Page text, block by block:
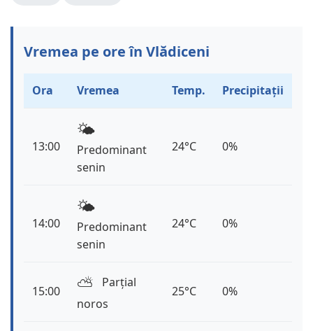
Vremea pe ore în Vlădiceni
Ora Vremea Temp. Precipitații
13:00
🌤️
Predominant
senin
24°C 0%
14:00
🌤️
Predominant
senin
24°C 0%
15:00 ⛅️
Parțial
noros
25°C 0%